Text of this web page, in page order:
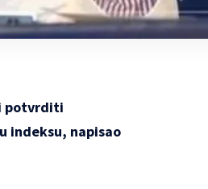
potvrditi
indeksu, napisao